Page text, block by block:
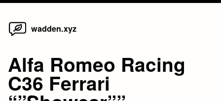
Skip
wadden.xyz
Alfa Romeo Racing
C36 Ferrari